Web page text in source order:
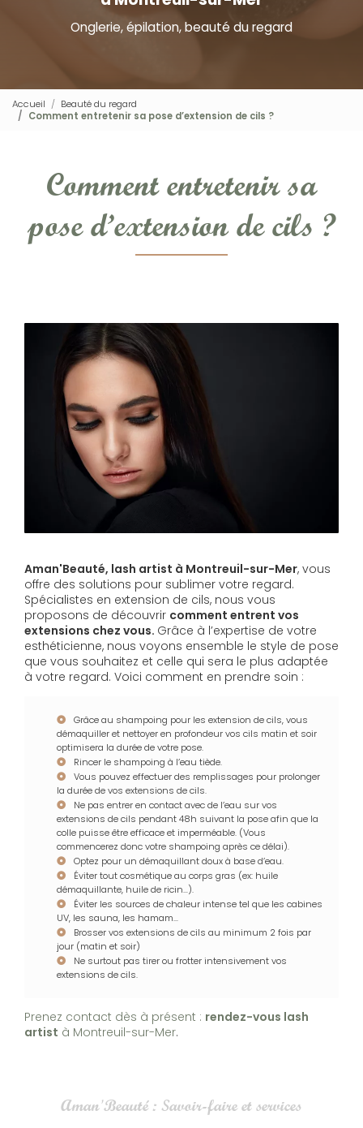
Onglerie, épilation, beauté du regard
Accueil
Beauté du regard
Comment entretenir sa pose d’extension de cils ?
Comment entretenir sa
pose d’extension de cils ?
Aman'Beauté, lash artist à Montreuil-sur-Mer, vous
offre des solutions pour sublimer votre regard.
Spécialistes en extension de cils, nous vous
proposons de découvrir comment entrent vos
extensions chez vous. Grâce à l’expertise de votre
esthéticienne, nous voyons ensemble le style de pose
que vous souhaitez et celle qui sera le plus adaptée
à votre regard. Voici comment en prendre soin :
Grâce au shampoing pour les extension de cils, vous
démaquiller et nettoyer en profondeur vos cils matin et soir
optimisera la durée de votre pose.
Rincer le shampoing à l’eau tiède.
Vous pouvez effectuer des remplissages pour prolonger
la durée de vos extensions de cils.
Ne pas entrer en contact avec de l’eau sur vos
extensions de cils pendant 48h suivant la pose afin que la
colle puisse être efficace et imperméable. (Vous
commencerez donc votre shampoing après ce délai).
Optez pour un démaquillant doux à base d’eau.
Éviter tout cosmétique au corps gras (ex: huile
démaquillante, huile de ricin…).
Éviter les sources de chaleur intense tel que les cabines
UV, les sauna, les hamam…
Brosser vos extensions de cils au minimum 2 fois par
jour (matin et soir)
Ne surtout pas tirer ou frotter intensivement vos
extensions de cils.
Prenez contact dès à présent : rendez-vous lash
artist à Montreuil-sur-Mer.
Aman'Beauté : Savoir-faire et services